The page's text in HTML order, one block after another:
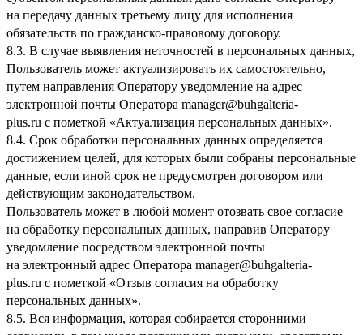
на передачу данных третьему лицу для исполнения
обязательств по гражданско-правовому договору.
8.3. В случае выявления неточностей в персональных данных,
Пользователь может актуализировать их самостоятельно,
путем направления Оператору уведомление на адрес
электронной почты Оператора manager@buhgalteria-
plus.ru с пометкой «Актуализация персональных данных».
8.4. Срок обработки персональных данных определяется
достижением целей, для которых были собраны персональные
данные, если иной срок не предусмотрен договором или
действующим законодательством.
Пользователь может в любой момент отозвать свое согласие
на обработку персональных данных, направив Оператору
уведомление посредством электронной почты
на электронный адрес Оператора manager@buhgalteria-
plus.ru с пометкой «Отзыв согласия на обработку
персональных данных».
8.5. Вся информация, которая собирается сторонними